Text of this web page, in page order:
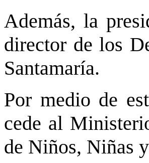
Además, la
director de los
Santamaría.
Por medio de
cede al
de Niños, Niñas